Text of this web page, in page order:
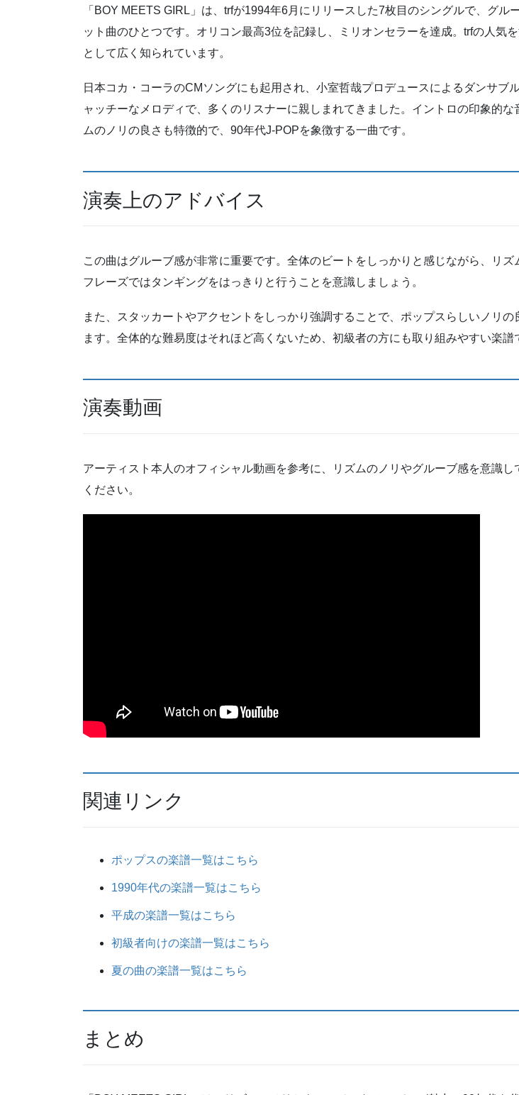
「BOY MEETS GIRL」は、trfが1994年6月にリリースした7枚目のシングルで、グル
ット曲のひとつです。オリコン最高3位を記録し、ミリオンセラーを達成。trfの人気
として広く知られています。
日本コカ・コーラのCMソングにも起用され、小室哲哉プロデュースによるダンサブ
ャッチーなメロディで、多くのリスナーに親しまれてきました。イントロの印象的な
ムのノリの良さも特徴的で、90年代J-POPを象徴する一曲です。
演奏上のアドバイス
この曲はグルーブ感が非常に重要です。全体のビートをしっかりと感じながら、リズ
フレーズではタンギングをはっきりと行うことを意識しましょう。
また、スタッカートやアクセントをしっかり強調することで、ポップスらしいノリの
ます。全体的な難易度はそれほど高くないため、初級者の方にも取り組みやすい楽譜
演奏動画
アーティスト本人のオフィシャル動画を参考に、リズムのノリやグルーブ感を意識し
ください。
関連リンク
ポップスの楽譜一覧はこちら
1990年代の楽譜一覧はこちら
平成の楽譜一覧はこちら
初級者向けの楽譜一覧はこちら
夏の曲の楽譜一覧はこちら
まとめ